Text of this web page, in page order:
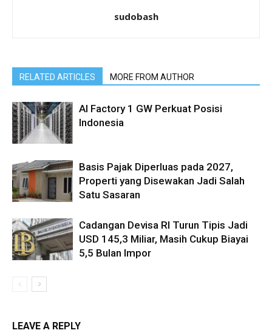
sudobash
RELATED ARTICLES MORE FROM AUTHOR
AI Factory 1 GW Perkuat Posisi
Indonesia
Basis Pajak Diperluas pada 2027,
Properti yang Disewakan Jadi Salah
Satu Sasaran
Cadangan Devisa RI Turun Tipis Jadi
USD 145,3 Miliar, Masih Cukup Biayai
5,5 Bulan Impor
LEAVE A REPLY